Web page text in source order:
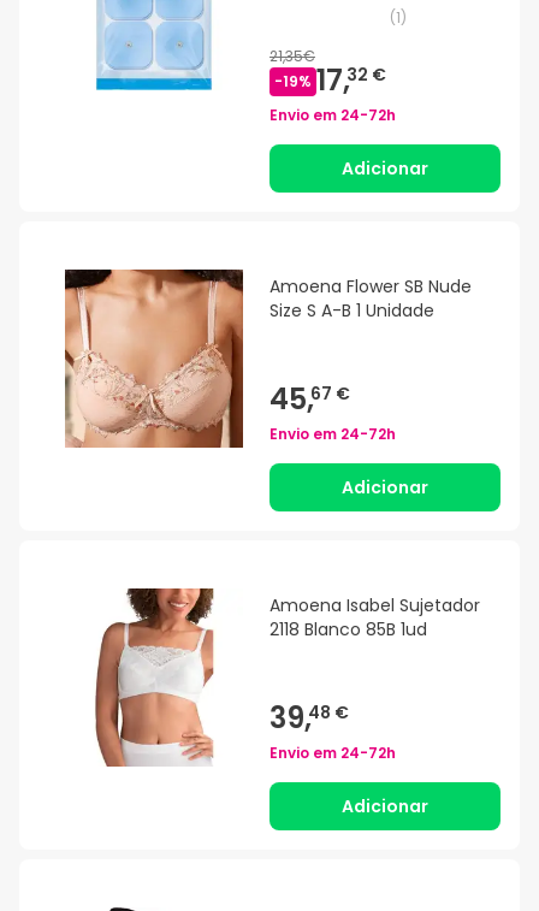
(1)
21,35€
-19% 17,32 €
Envio em 24-72h
Adicionar
Amoena Flower SB Nude
Size S A-B 1 Unidade
45,67 €
Envio em 24-72h
Adicionar
Amoena Isabel Sujetador
2118 Blanco 85B 1ud
39,48 €
Envio em 24-72h
Adicionar